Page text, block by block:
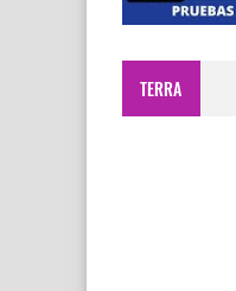
TERRA